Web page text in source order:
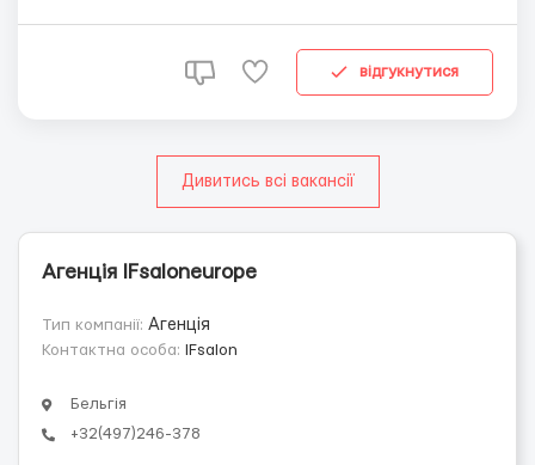
Интеграционное сопровождение в Бельгии Гдевідгукнутися
Дивитись всі вакансії
Агенція IFsaloneurope
Тип компанії: Агенція
Контактна особа:
IFsalon
Бельгія
+32(497)246-378